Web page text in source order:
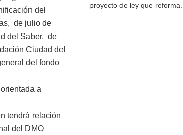
del
de julio de
del Saber, de
Ciudad del
del fondo
a
tendrá relación
del DMO
proyecto de ley que reforma...